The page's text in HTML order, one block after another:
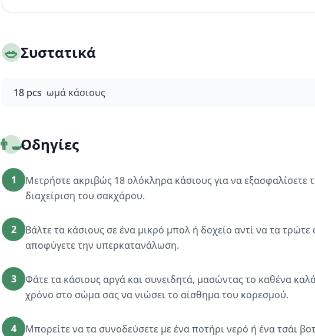
🥗Συστατικά
18 pcs ωμά κάσιους
👨‍🍳Οδηγίες
1
Μετρήστε ακριβώς 18 ολόκληρα κάσιους για να εξασφαλίσετε
διαχείριση του σακχάρου.
2
Βάλτε τα κάσιους σε ένα μικρό μπολ ή δοχείο αντί να τα
αποφύγετε την υπερκατανάλωση.
3
Φάτε τα κάσιους αργά και συνειδητά, μασώντας το καθένα
χρόνο στο σώμα σας να νιώσει το αίσθημα του κορεσμού.
4
Μπορείτε να τα συνοδεύσετε με ένα ποτήρι νερό ή ένα τσάι